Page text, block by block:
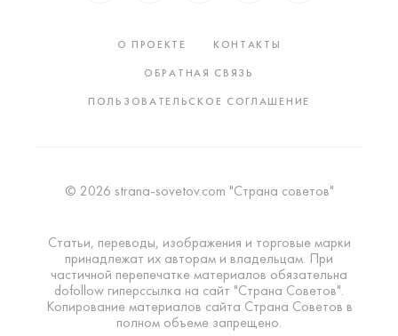
О ПРОЕКТЕ
КОНТАКТЫ
ОБРАТНАЯ СВЯЗЬ
ПОЛЬЗОВАТЕЛЬСКОЕ СОГЛАШЕНИЕ
© 2026 strana-sovetov.com "Страна советов"
Статьи, переводы, изображения и торговые марки
принадлежат их авторам и владельцам. При
частичной перепечатке материалов обязательна
dofollow гиперссылка на сайт "Страна Советов".
Копирование материалов сайта Страна Советов в
полном объеме запрещено.